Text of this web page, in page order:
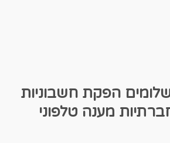
הפקת חשבוניות
מענה טלפוני